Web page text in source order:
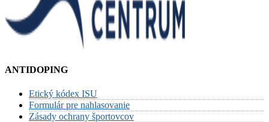
ANTIDOPING
Etický kódex ISU
Formulár pre nahlasovanie
Zásady ochrany športovcov